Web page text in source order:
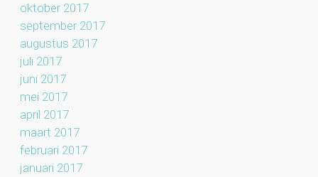
oktober 2017
september 2017
augustus 2017
juli 2017
juni 2017
mei 2017
april 2017
maart 2017
februari 2017
januari 2017